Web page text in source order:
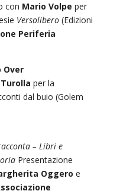
con Mario Volpe per
Versolibero (Edizioni
Periferia
Over
per la
dal buio (Golem
– Libri e
Presentazione
Oggero e